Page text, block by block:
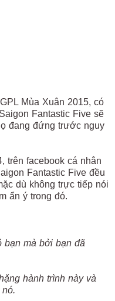
Mùa Xuân 2015, có
Fantastic Five sẽ
đang đứng trước nguy
trên facebook cá nhân
Fantastic Five đều
dù không trực tiếp nói
ẩn ý trong đó.
bạn mà bởi bạn đã
hành trình này và